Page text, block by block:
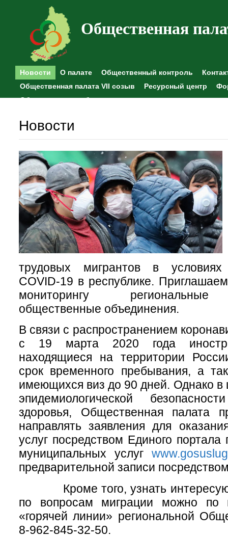
Общественная
Новости О палате Общественный контроль
Общественная палата VII созыв
Ресурсный центр
Общественные наблюдения
Новости
трудовых мигрантов в условиях
COVID-19 в республике.
мониторингу региональные
общественные объединения.
В связи с распространением
с 19 марта 2020 года
находящиеся на территории
срок временного пребывания, а
имеющихся виз до 90 дней. Однако в
эпидемиологической
здоровья, Общественная палата
направлять заявления для
услуг посредством Единого портала
муниципальных услуг
предварительной записи
Кроме того, узнать
по вопросам миграции можно по
«горячей линии» региональной
8-962-845-32-50.